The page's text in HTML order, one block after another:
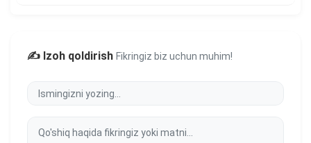
✍️ Izoh qoldirish Fikringiz biz uchun muhim!